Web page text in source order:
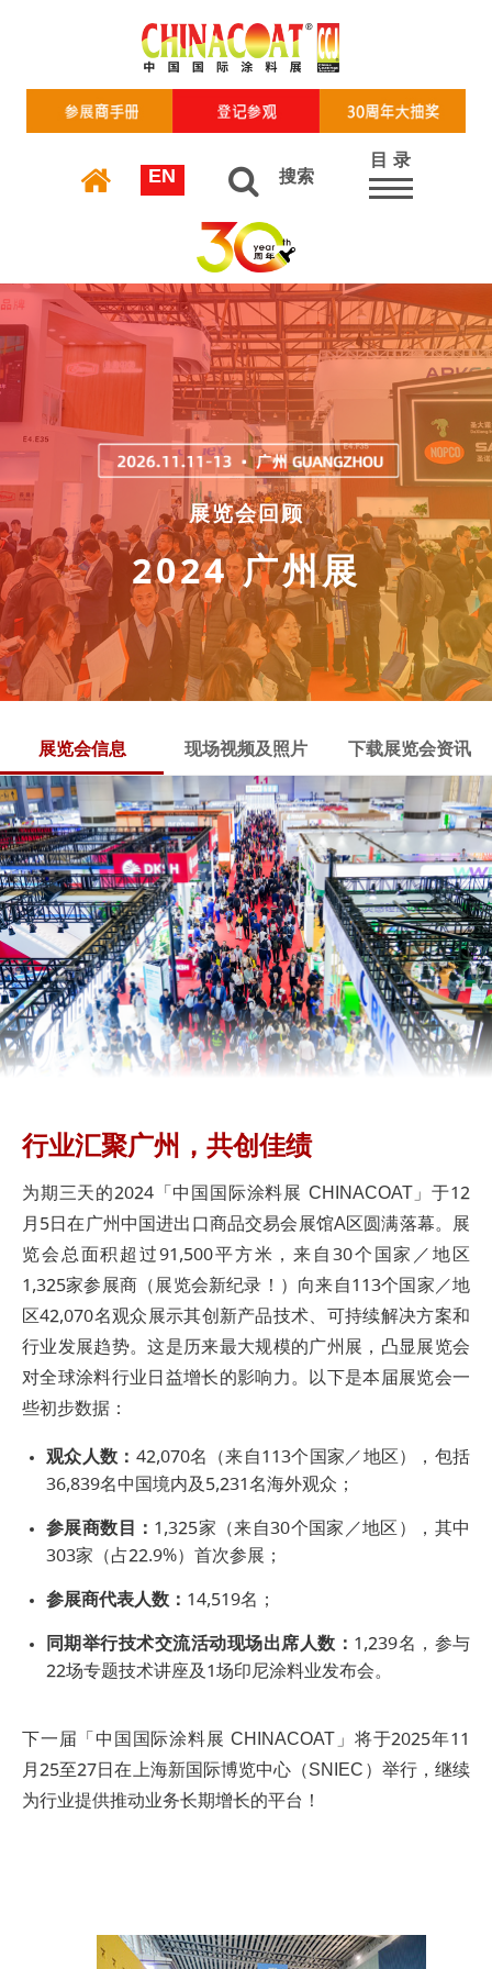
EN 搜索
目 录
展览会回顾
2024 广州展
展览会信息 现场视频及照片 下载展览会资讯
行业汇聚广州，共创佳绩
为期三天的2024「中国国际涂料展 CHINACOAT」于12
月5日在广州中国进出口商品交易会展馆A区圆满落幕。展
览会总面积超过91,500平方米，来自30个国家／地区
1,325家参展商（展览会新纪录！）向来自113个国家／地
区42,070名观众展示其创新产品技术、可持续解决方案和
行业发展趋势。这是历来最大规模的广州展，凸显展览会
对全球涂料行业日益增长的影响力。以下是本届展览会一
些初步数据：
观众人数： 42,070名（来自113个国家／地区），包括
36,839名中国境内及5,231名海外观众；
参展商数目： 1,325家（来自30个国家／地区），其中
303家（占22.9%）首次参展；
参展商代表人数： 14,519名；
同期举行技术交流活动现场出席人数： 1,239名，参与
22场专题技术讲座及1场印尼涂料业发布会。
下一届「中国国际涂料展 CHINACOAT」将于2025年11
月25至27日在上海新国际博览中心（SNIEC）举行，继续
为行业提供推动业务长期增长的平台！